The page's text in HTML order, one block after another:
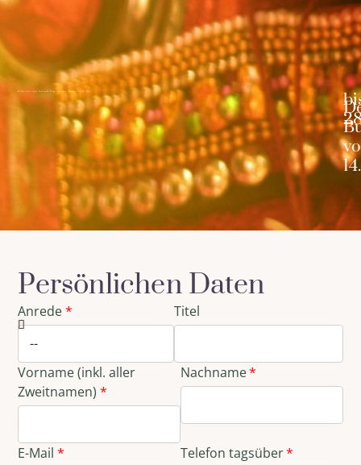
Heilige Orte und heilende Wege: zwischen Ganges, Yoga & Goa
Persönlichen Daten
Anrede Titel
Vorname (inkl. aller
Zweitnamen)
Nachname
E-Mail Telefon tagsüber